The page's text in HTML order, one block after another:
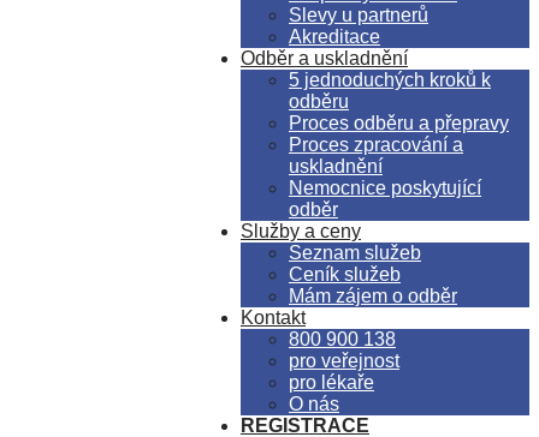
Slevy u partnerů
Akreditace
Odběr a uskladnění
5 jednoduchých kroků k
odběru
Proces odběru a přepravy
Proces zpracování a
uskladnění
Nemocnice poskytující
odběr
Služby a ceny
Seznam služeb
Ceník služeb
Mám zájem o odběr
Kontakt
800 900 138
pro veřejnost
pro lékaře
O nás
REGISTRACE